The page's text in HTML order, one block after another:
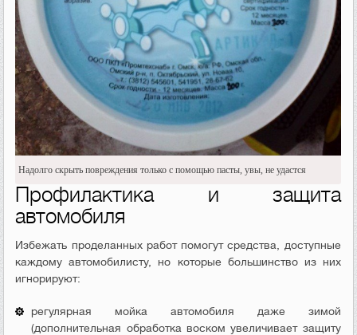
Надолго скрыть повреждения только с помощью пасты, увы, не удастся
Профилактика и защита
автомобиля
Избежать проделанных работ помогут средства, доступные
каждому автомобилисту, но которые большинство из них
игнорируют:
регулярная мойка автомобиля даже зимой
(дополнительная обработка воском увеличивает защиту